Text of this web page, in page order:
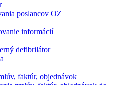
poslancov OZ
informácií
defibrilátor
faktúr, objednávok